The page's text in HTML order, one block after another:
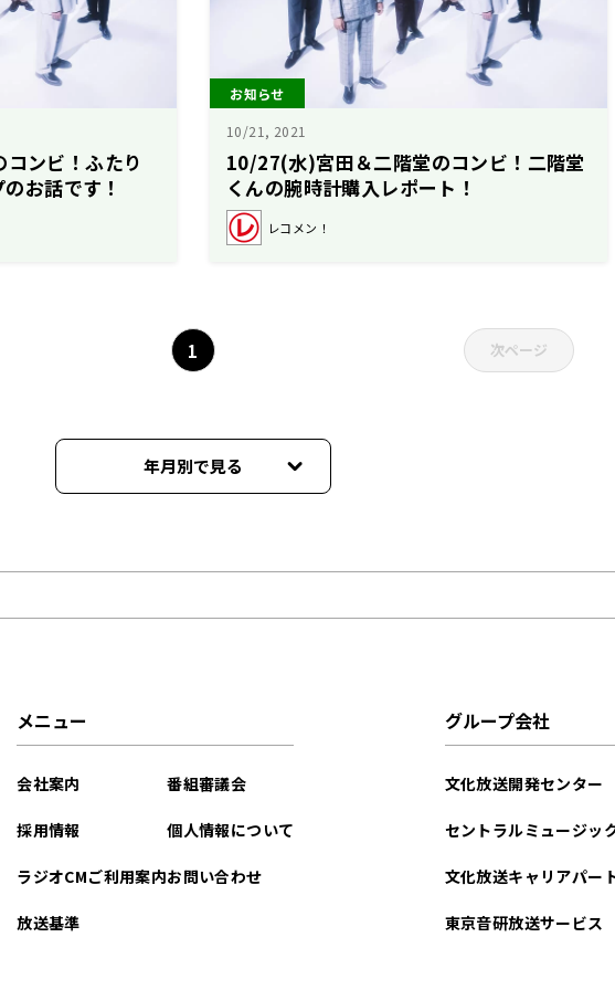
ンビ！ふたり
お話です！
お知らせ
10/21, 2021
10/27(水)宮田＆二階堂のコンビ！二階堂
くんの腕時計購入レポート！
レコメン！
1 次ページ
年月別で見る
2026年03月
2025年12月
メニュー
会社案内
採用情報
ラジオCMご利用案内
放送基準
番組審議会
個人情報について
お問い合わせ
グループ会社
文化放送開発センター
セントラルミュージッ
文化放送キャリアパー
東京音研放送サービス